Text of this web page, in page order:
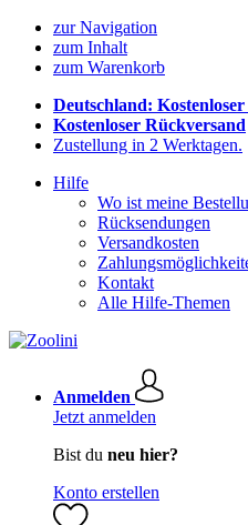
zur Navigation
zum Inhalt
zum Warenkorb
Deutschland:
Kostenloser Rückversand
Zustellung in 2 Werktagen.
Hilfe
Wo ist meine
Rücksendungen
Versandkosten
Kontakt
Alle Hilfe-Themen
Anmelden
Jetzt anmelden
Bist du neu hier?
Konto erstellen